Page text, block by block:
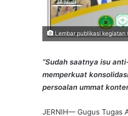
Lembar publikasi kegiatan
“Sudah saatnya isu
memperkuat
persoalan ummat
JERNIH— Gugus Tugas